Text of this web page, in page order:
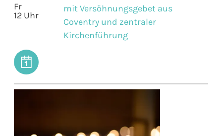
Fr
12 Uhr
mit Versöhnungsgebet aus
Coventry und zentraler
Kirchenführung